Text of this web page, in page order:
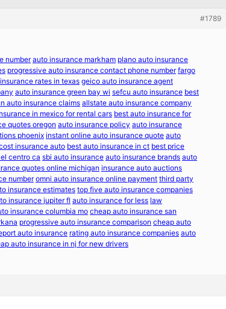
#1789
number auto insurance markham plano auto insurance
progressive auto insurance contact phone number fargo
rates in texasgeico auto insurance agent
auto insurance green bay wi sefcu auto insurance best
auto insurance claims allstate auto insurance company
in mexico for rental cars best auto insurance for
quotes oregon auto insurance policy auto insurance
phoenix instant online auto insurance quote auto
insurance auto best auto insurance in ct best price
centro ca sbi auto insurance auto insurance brands auto
quotes online michigan insurance auto auctions
number omni auto insurance online payment third party
insurance estimatestop five auto insurance companies
insurance jupiter fl auto insurance for less law
insurance columbia mocheap auto insurance san
progressive auto insurance comparison cheap auto
auto insurance rating auto insurance companies auto
auto insurance in nj for new drivers